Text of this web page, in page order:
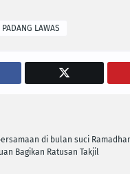
PADANG LAWAS
di bulan suci
Bagikan Ratusan Takjil